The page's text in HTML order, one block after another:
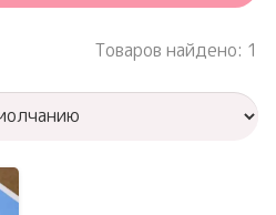
Товаров найдено: 1